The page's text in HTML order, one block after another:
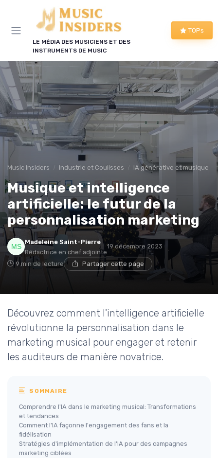
LE MÉDIA DES MUSICIENS ET DES
INSTRUMENTS DE MUSIC
TOPs
Music Insiders Industrie et Coulisses IA générative et musique
Musique et intelligence
artificielle: le futur de la
personnalisation marketing
Madeleine Saint-Pierre
Rédactrice en chef adjointe
19 décembre 2023
9 min de lecture Partager cette page
Découvrez comment l'intelligence artificielle
révolutionne la personnalisation dans le
marketing musical pour engager et retenir
les auditeurs de manière novatrice.
SOMMAIRE
Comprendre l'IA dans le marketing musical: Transformations
et tendances
Comment l'IA façonne l'engagement des fans et la
fidélisation
Stratégies d'implémentation de l'IA pour des campagnes
marketing ciblées
Panneau de gestion des cookies